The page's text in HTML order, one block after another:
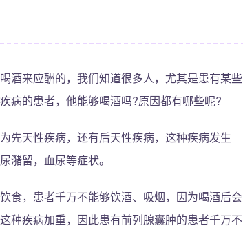
酒来应酬的，我们知道很多人，尤其是患有某些
病的患者，他能够喝酒吗?原因都有哪些呢?
先天性疾病，还有后天性疾病，这种疾病发生
潴留，血尿等症状。
食，患者千万不能够饮酒、吸烟，因为喝酒后会
种疾病加重，因此患有前列腺囊肿的患者千万不